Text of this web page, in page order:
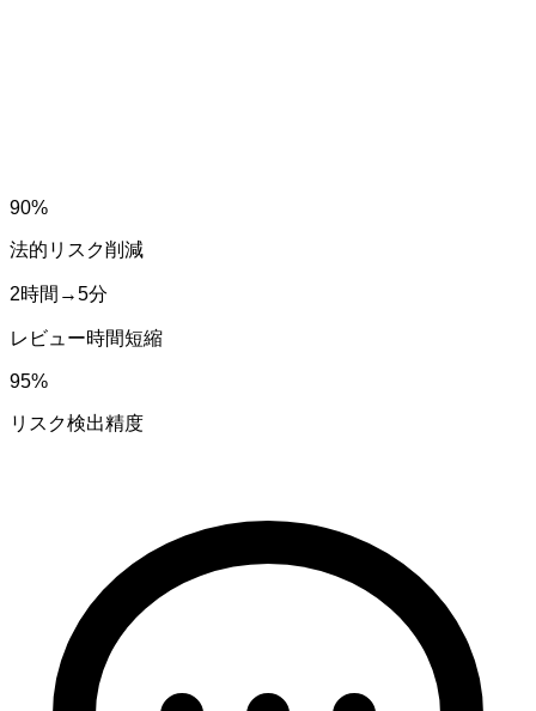
90%
法的リスク削減
2時間→5分
レビュー時間短縮
95%
リスク検出精度